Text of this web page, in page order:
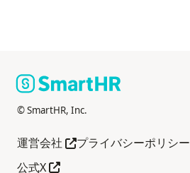
© SmartHR, Inc.
運営会社Abra em outra guia
プライバシーポリシー
公式XAbra em outra guia